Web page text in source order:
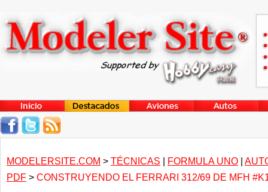
MODELERSITE.COM > TÉCNICAS | FORMULA UNO |
PDF > CONSTRUYENDO EL FERRARI 312/69 DE MFH